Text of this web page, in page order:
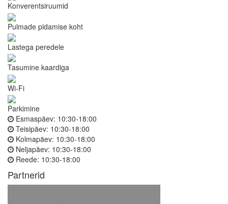
Konverentsiruumid
Pulmade pidamise koht
Lastega peredele
Tasumine kaardiga
Wi-Fi
Parkimine
Esmaspäev: 10:30-18:00
Teisipäev: 10:30-18:00
Kolmapäev: 10:30-18:00
Neljapäev: 10:30-18:00
Reede: 10:30-18:00
Partnerid